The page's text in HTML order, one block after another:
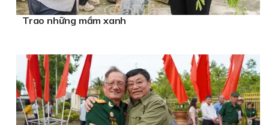
Trao những mầm xanh